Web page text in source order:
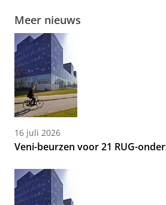
Meer nieuws
16 juli 2026
Veni-beurzen voor 21 RUG-